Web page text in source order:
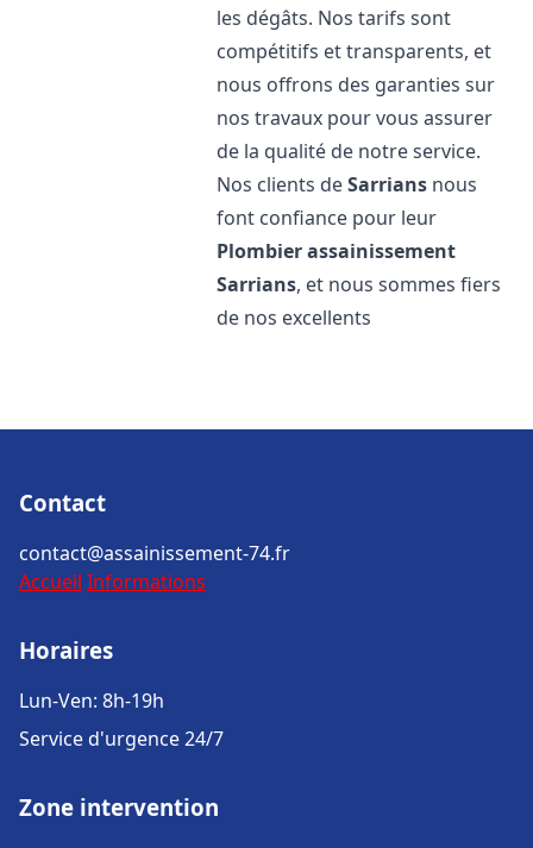
les dégâts. Nos tarifs sont
compétitifs et transparents, et
nous offrons des garanties sur
nos travaux pour vous assurer
de la qualité de notre service.
Nos clients deSarrians nous
font confiance pour leur
Plombier assainissement
Sarrians, et nous sommes fiers
de nos excellents
Contact
contact@assainissement-74.fr
Accueil Informations
Horaires
Lun-Ven: 8h-19h
Service d'urgence 24/7
Zone intervention